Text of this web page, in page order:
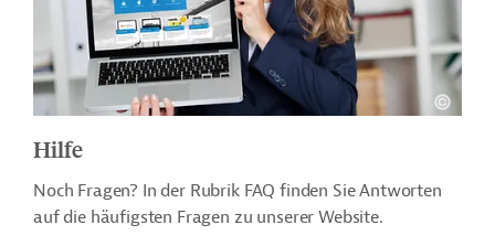
Hilfe
Noch Fragen? In der Rubrik FAQ finden Sie Antworten
auf die häufigsten Fragen zu unserer Website.